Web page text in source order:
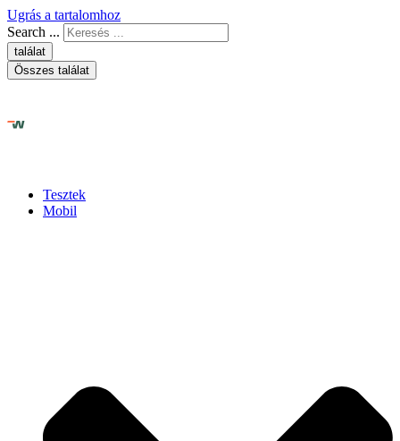
Ugrás a tartalomhoz
Search ...
találat
Összes találat
Tesztek
Mobil